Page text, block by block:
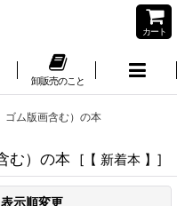
カート
卸販売のこと
ゴム版画含む）の本
む）の本 [ 【 新着本 】 ]
表示順変更